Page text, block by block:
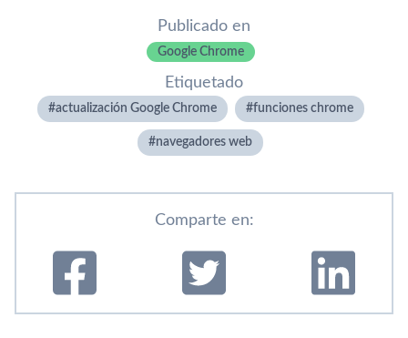
Publicado en
Google Chrome
Etiquetado
actualización Google Chrome funciones chrome
navegadores web
Comparte en: